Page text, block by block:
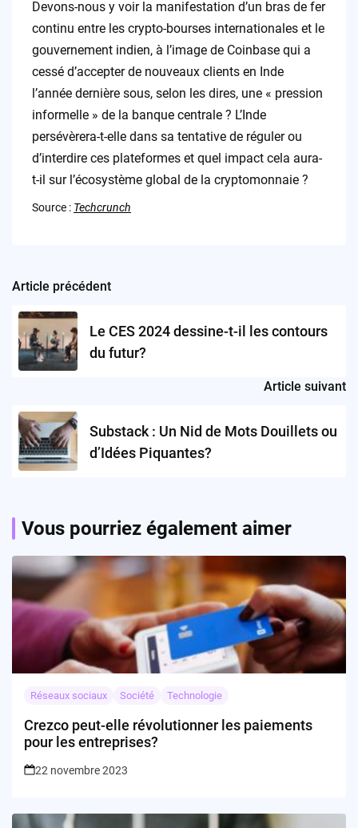
Devons-nous y voir la manifestation d’un bras de fer
continu entre les crypto-bourses internationales et le
gouvernement indien, à l’image de Coinbase qui a
cessé d’accepter de nouveaux clients en Inde
l’année dernière sous, selon les dires, une « pression
informelle » de la banque centrale ? L’Inde
persévèrera-t-elle dans sa tentative de réguler ou
d’interdire ces plateformes et quel impact cela aura-
t-il sur l’écosystème global de la cryptomonnaie ?
Source : Techcrunch
Post
navigation
Article précédent
Le CES 2024 dessine-t-il les contours
du futur?
Article suivant
Substack : Un Nid de Mots Douillets ou
d’Idées Piquantes?
Vous pourriez également aimer
Réseaux sociaux Société Technologie
Crezco peut-elle révolutionner les paiements
pour les entreprises?
22 novembre 2023